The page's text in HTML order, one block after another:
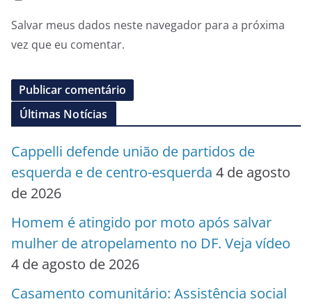
Salvar meus dados neste navegador para a próxima
vez que eu comentar.
Últimas Notícias
Cappelli defende união de partidos de
esquerda e de centro-esquerda 4 de agosto
de 2026
Homem é atingido por moto após salvar
mulher de atropelamento no DF. Veja vídeo
4 de agosto de 2026
Casamento comunitário: Assistência social